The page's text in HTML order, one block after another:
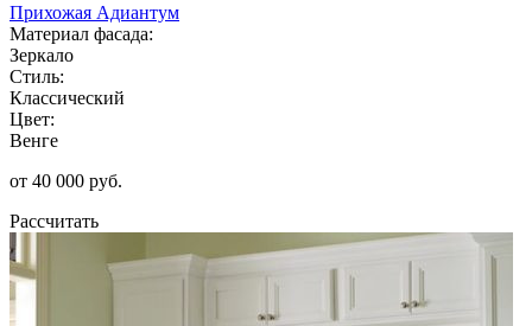
Прихожая Адиантум
Материал фасада:
Зеркало
Стиль:
Классический
Цвет:
Венге
от 40 000 руб.
Рассчитать